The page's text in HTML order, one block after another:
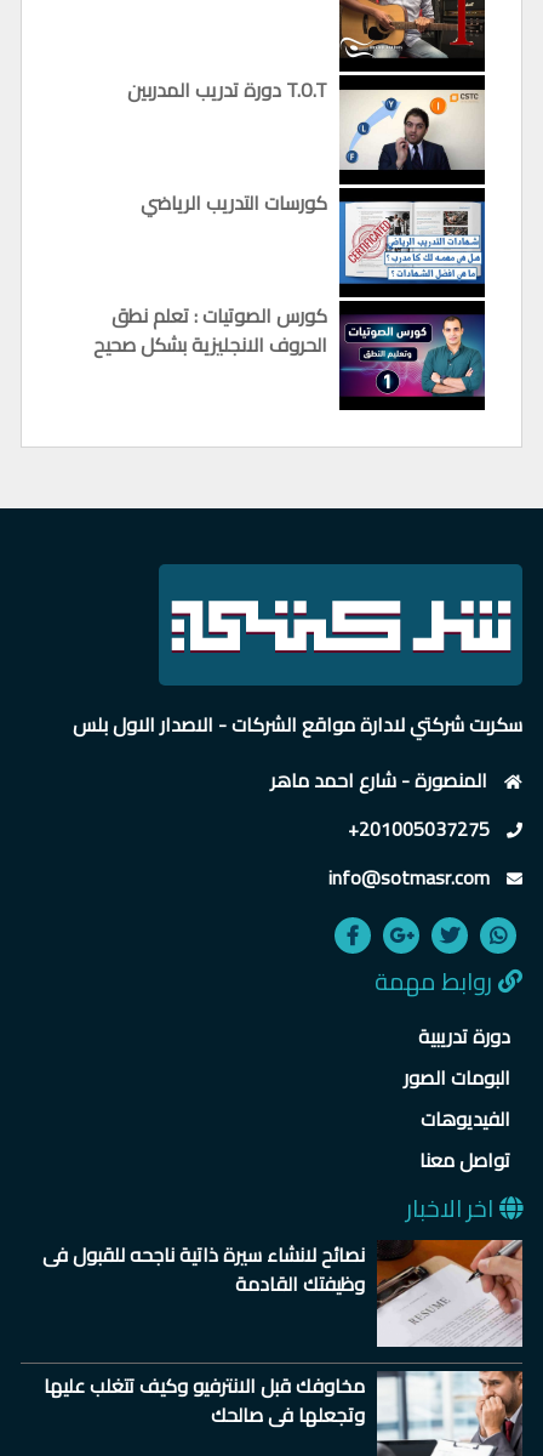
دورة تدريب المدربين T.O.T
كورسات التدريب الرياضي
كورس الصوتيات : تعلم نطق
الحروف الانجليزية بشكل صحيح
سكربت شركتي لادارة مواقع الشركات - الاصدار الاول بلس
+201005037275
info@sotmasr.com
روابط مهمة
دورة تدريبية
البومات الصور
الفيديوهات
تواصل معنا
اخر الاخبار
نصائح لانشاء سيرة ذاتية ناجحه للقبول فى
وظيفتك القادمة
مخاوفك قبل الانترفيو وكيف تتغلب عليها
وتجعلها فى صالحك